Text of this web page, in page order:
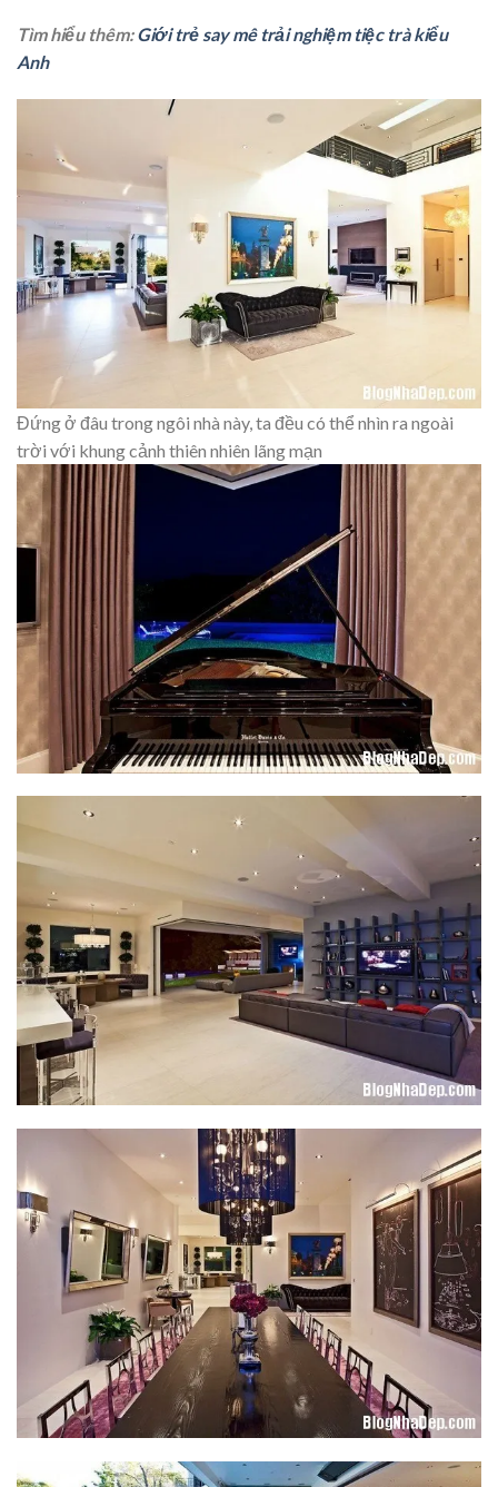
Tìm hiểu thêm:Giới trẻ say mê trải nghiệm tiệc trà kiểu
Anh
Đứng ở đâu trong ngôi nhà này, ta đều có thể nhìn ra ngoài
trời với khung cảnh thiên nhiên lãng mạn